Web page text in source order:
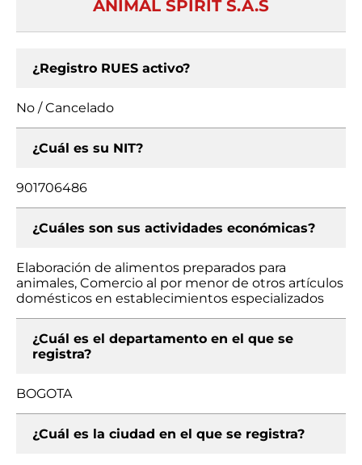
ANIMAL SPIRIT S.A.S
¿Registro RUES activo?
No / Cancelado
¿Cuál es su NIT?
901706486
¿Cuáles son sus actividades económicas?
Elaboración de alimentos preparados para
animales, Comercio al por menor de otros artículos
domésticos en establecimientos especializados
¿Cuál es el departamento en el que se
registra?
BOGOTA
¿Cuál es la ciudad en el que se registra?